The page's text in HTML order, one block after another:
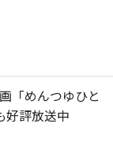
「めんつゆひと
評放送中